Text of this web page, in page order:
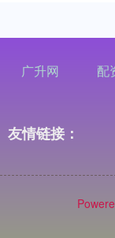
广升网 配
友情链接：